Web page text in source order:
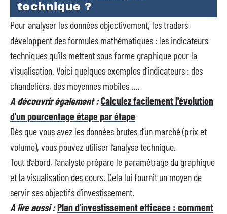
technique ?
Pour analyser les données objectivement, les traders
développent des formules mathématiques : les indicateurs
techniques qu’ils mettent sous forme graphique pour la
visualisation. Voici quelques exemples d’indicateurs : des
chandeliers, des moyennes mobiles ….
A découvrir également :Calculez facilement l'évolution
d'un pourcentage étape par étape
Dès que vous avez les données brutes d’un marché (prix et
volume), vous pouvez utiliser l’analyse technique.
Tout d’abord, l’analyste prépare le paramétrage du graphique
et la visualisation des cours. Cela lui fournit un moyen de
servir ses objectifs d’investissement.
A lire aussi :Plan d'investissement efficace : comment